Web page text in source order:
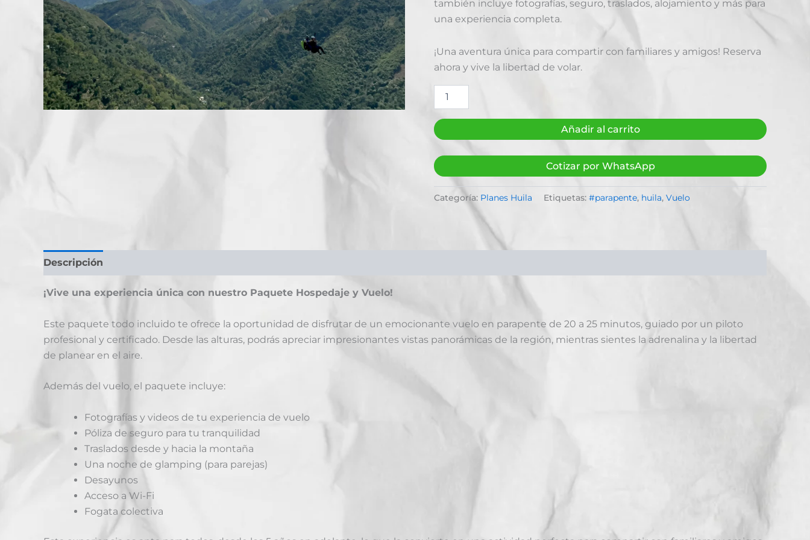
también incluye fotografías, seguro, traslados, alojamiento y más para
una experiencia completa.
¡Una aventura única para compartir con familiares y amigos! Reserva
ahora y vive la libertad de volar.
Añadir al carrito
Cotizar por WhatsApp
Categoría: Planes Huila Etiquetas: #parapente, huila, Vuelo
Descripción
¡Vive una experiencia única con nuestro Paquete Hospedaje y Vuelo!
Este paquete todo incluido te ofrece la oportunidad de disfrutar de un emocionante vuelo en parapente de 20 a 25 minutos, guiado por un piloto
profesional y certificado. Desde las alturas, podrás apreciar impresionantes vistas panorámicas de la región, mientras sientes la adrenalina y la libertad
de planear en el aire.
Además del vuelo, el paquete incluye:
Fotografías y videos de tu experiencia de vuelo
Póliza de seguro para tu tranquilidad
Traslados desde y hacia la montaña
Una noche de glamping (para parejas)
Desayunos
Acceso a Wi-Fi
Fogata colectiva